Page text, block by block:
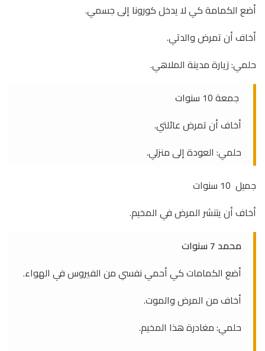
أضع الكمامة كي لا يدخل كورونا إلى جسمي.
أخاف أن تمرض والدتي.
حلمي: زيارة مدينة الملاهي.
جمعة 10 سنوات
أخاف أن تمرض عائلتي.
حلمي: العودة إلى منزلي.
جميل 10 سنوات
أخاف أن يتنشر المرض في المخيم.
محمد 7 سنوات
أضع الكمامات كي أحمي نفسي من الفيروس في الهواء.
أخاف من المرض والموت.
حلمي: مغادرة هذا المخيم.